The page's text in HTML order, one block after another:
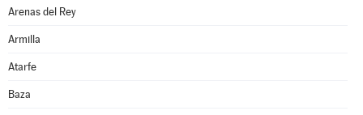
Arenas del Rey
Armilla
Atarfe
Baza